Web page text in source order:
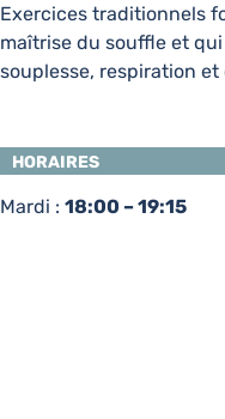
Exercices traditionnels
maîtrise du souffle et
souplesse, respiration
HORAIRES
Mardi : 18:00 – 19:15